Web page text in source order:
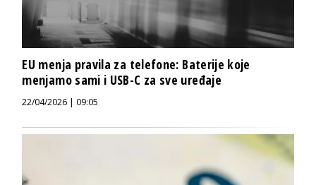
EU menja pravila za telefone: Baterije koje
menjamo sami i USB-C za sve uređaje
22/04/2026 | 09:05